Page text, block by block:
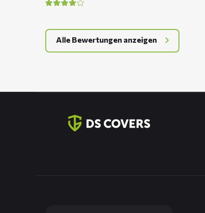
Alle Bewertungen anzeigen